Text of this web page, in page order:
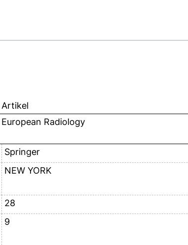
Artikel
European Radiology
Springer
NEW YORK
28
9